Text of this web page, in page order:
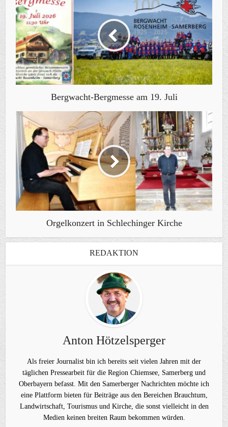
Bergwacht-Bergmesse am 19. Juli
Orgelkonzert in Schlechinger Kirche
REDAKTION
Anton Hötzelsperger
Als freier Journalist bin ich bereits seit vielen Jahren mit der
täglichen Pressearbeit für die Region Chiemsee, Samerberg und
Oberbayern befasst. Mit den Samerberger Nachrichten möchte ich
eine Plattform bieten für Beiträge aus den Bereichen Brauchtum,
Landwirtschaft, Tourismus und Kirche, die sonst vielleicht in den
Medien keinen breiten Raum bekommen würden.